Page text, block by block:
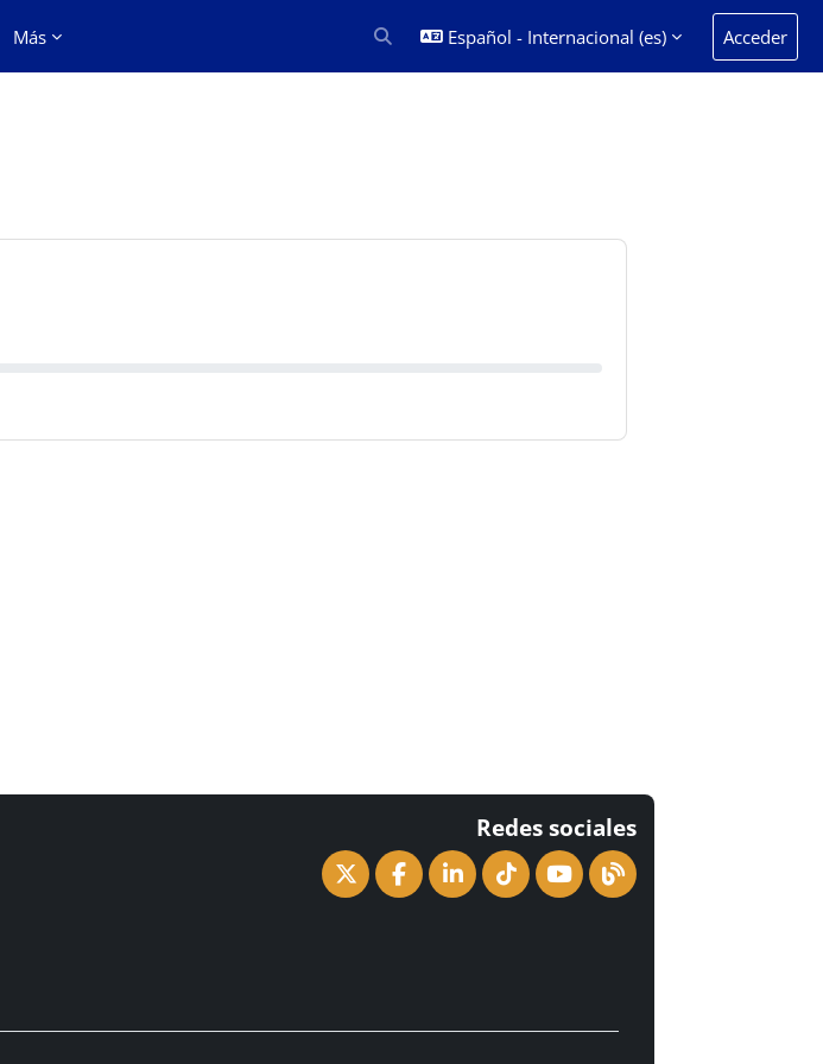
Más Selector de búsqueda de entrada
Español - Internacional ‎(es)‎ Acceder
Redes sociales